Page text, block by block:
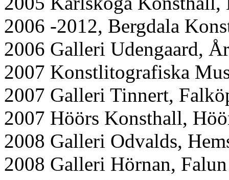
2006 -2012, Bergdala
2006 Galleri Udengaard,
2007 Konstlitografiska
2007 Galleri Tinnert,
2007 Höörs Konsthall,
2008 Galleri Odvalds,
2008 Galleri Hörnan, Falun